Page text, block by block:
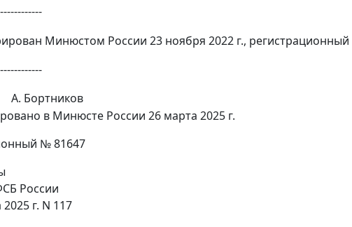
Минюстом России 23 ноября 2022 г., регистрационный
А. Бортников
в Минюсте России 26 марта 2025 г.
№ 81647
России
г. N 117